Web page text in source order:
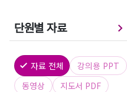
단원별 자료
자료 전체 강의용 PPT
동영상
지도서 PDF